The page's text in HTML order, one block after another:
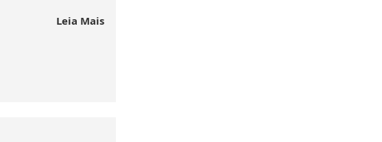
Leia Mais